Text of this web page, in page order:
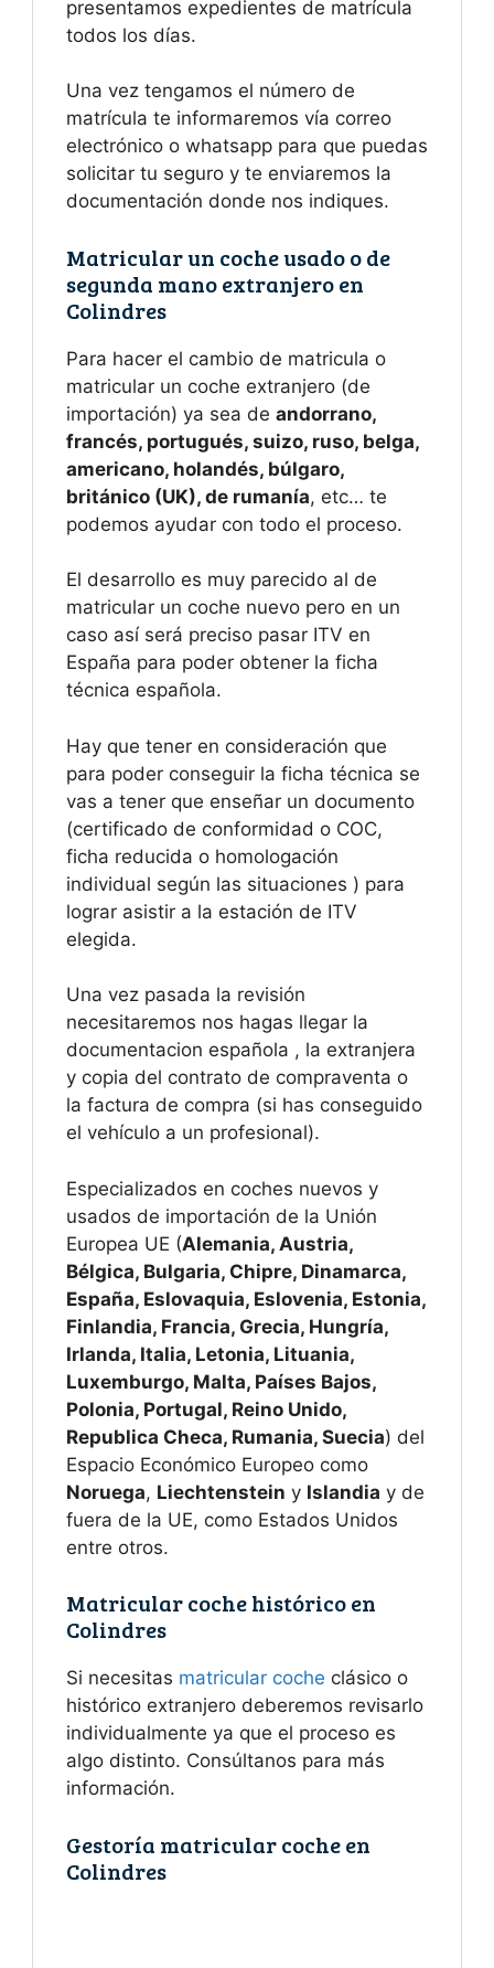
presentamos expedientes de matrícula
todos los días.
Una vez tengamos el número de
matrícula te informaremos vía correo
electrónico o whatsapp para que puedas
solicitar tu seguro y te enviaremos la
documentación donde nos indiques.
Matricular un coche usado o de
segunda mano extranjero en
Colindres
Para hacer el cambio de matricula o
matricular un coche extranjero (de
importación) ya sea de andorrano,
francés, portugués, suizo, ruso, belga,
americano, holandés, búlgaro,
británico (UK), de rumanía, etc… te
podemos ayudar con todo el proceso.
El desarrollo es muy parecido al de
matricular un coche nuevo pero en un
caso así será preciso pasar ITV en
España para poder obtener la ficha
técnica española.
Hay que tener en consideración que
para poder conseguir la ficha técnica se
vas a tener que enseñar un documento
(certificado de conformidad o COC,
ficha reducida o homologación
individual según las situaciones ) para
lograr asistir a la estación de ITV
elegida.
Una vez pasada la revisión
necesitaremos nos hagas llegar la
documentacion española , la extranjera
y copia del contrato de compraventa o
la factura de compra (si has conseguido
el vehículo a un profesional).
Especializados en coches nuevos y
usados de importación de la Unión
Europea UE (Alemania, Austria,
Bélgica, Bulgaria, Chipre, Dinamarca,
España, Eslovaquia, Eslovenia, Estonia,
Finlandia, Francia, Grecia, Hungría,
Irlanda, Italia, Letonia, Lituania,
Luxemburgo, Malta, Países Bajos,
Polonia, Portugal, Reino Unido,
Republica Checa, Rumania, Suecia) del
Espacio Económico Europeo como
Noruega, Liechtenstein y Islandia y de
fuera de la UE, como Estados Unidos
entre otros.
Matricular coche histórico en
Colindres
Si necesitas matricular coche clásico o
histórico extranjero deberemos revisarlo
individualmente ya que el proceso es
algo distinto. Consúltanos para más
información.
Gestoría matricular coche en
Colindres